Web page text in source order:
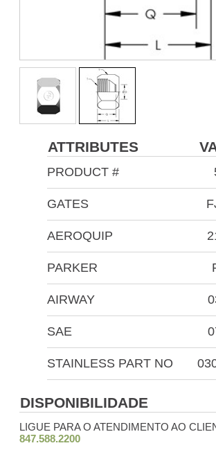
ATTRIBUTES
PRODUCT #
GATES
AEROQUIP
PARKER
AIRWAY
SAE
STAINLESS PART NO
DISPONIBILIDADE
LIGUE PARA O ATENDIMENTO AO
847.588.2200